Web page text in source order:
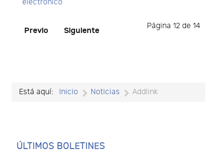
electrónico
Página 12 de 14
Previo Siguiente
Está aquí: Inicio Noticias Addlink
ÚLTIMOS BOLETINES